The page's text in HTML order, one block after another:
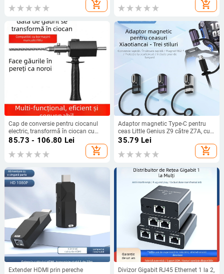
add_shopping_cart add_shopping_cart
Cap de conversie pentru ciocanul
electric, transformă în ciocan cu
impact, adaptor ușor pentru găurire
85.73 - 106.80 Lei
add_shopping_cart
Adaptor magnetic Type-C pentru
ceas Little Genius Z9 către Z7A, cu
șnur
35.79 Lei
add_shopping_cart
Extender HDMI prin pereche
Divizor Gigabit RJ45 Ethernet 1 la 2,